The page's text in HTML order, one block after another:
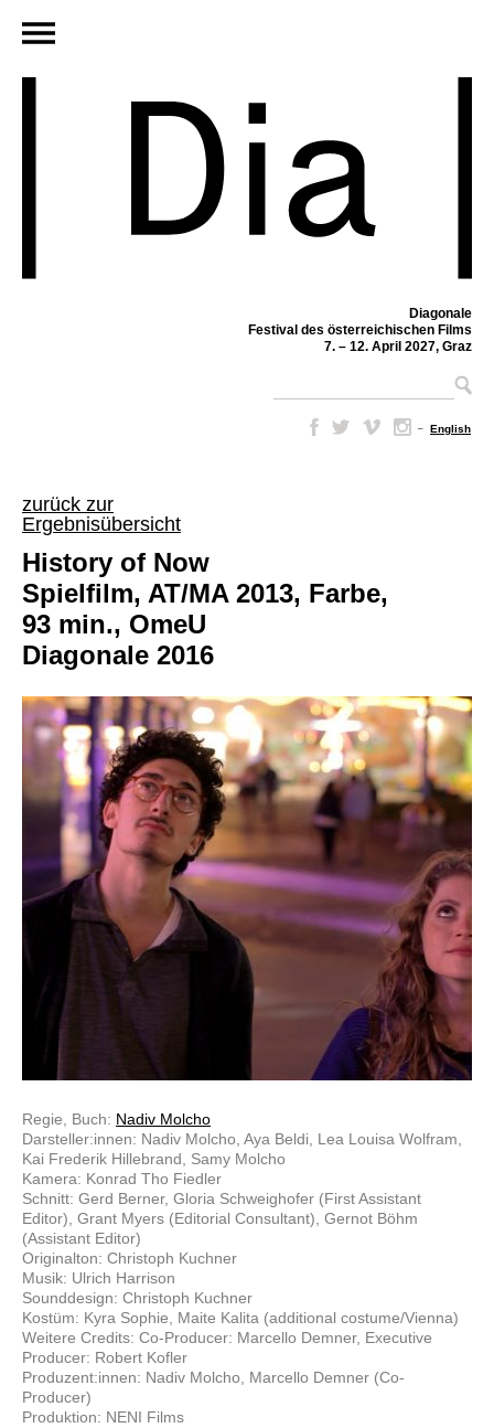
Diagonale
Festival des österreichischen Films
7. – 12. April 2027, Graz
– English
zurück zur
Ergebnisübersicht
History of Now
Spielfilm, AT/MA 2013, Farbe,
93 min., OmeU
Diagonale 2016
Regie, Buch: Nadiv Molcho
Darsteller:innen: Nadiv Molcho, Aya Beldi, Lea Louisa Wolfram,
Kai Frederik Hillebrand, Samy Molcho
Kamera: Konrad Tho Fiedler
Schnitt: Gerd Berner, Gloria Schweighofer (First Assistant
Editor), Grant Myers (Editorial Consultant), Gernot Böhm
(Assistant Editor)
Originalton: Christoph Kuchner
Musik: Ulrich Harrison
Sounddesign: Christoph Kuchner
Kostüm: Kyra Sophie, Maite Kalita (additional costume/Vienna)
Weitere Credits: Co-Producer: Marcello Demner, Executive
Producer: Robert Kofler
Produzent:innen: Nadiv Molcho, Marcello Demner (Co-
Producer)
Produktion: NENI Films